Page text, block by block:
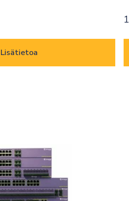
Lisätietoa